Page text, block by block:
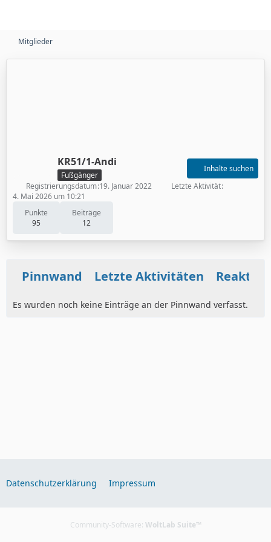
Mitglieder
KR51/1-Andi
Fußgänger
Punkte
95
Beiträge
12
Inhalte suchen
Registrierungsdatum 19. Januar 2022
Letzte Aktivität
4. Mai 2026 um 10:21
Pinnwand Letzte Aktivitäten
Es wurden noch keine Einträge an der Pinnwand verfasst.
Datenschutzerklärung Impressum
Community-Software: WoltLab Suite™